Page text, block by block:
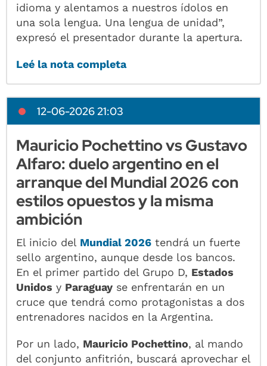
idioma y alentamos a nuestros ídolos en
una sola lengua. Una lengua de unidad”,
expresó el presentador durante la apertura.
Leé la nota completa
12-06-2026 21:03
Mauricio Pochettino vs Gustavo
Alfaro: duelo argentino en el
arranque del Mundial 2026 con
estilos opuestos y la misma
ambición
El inicio del Mundial 2026 tendrá un fuerte
sello argentino, aunque desde los bancos.
En el primer partido del Grupo D, Estados
Unidos y Paraguay se enfrentarán en un
cruce que tendrá como protagonistas a dos
entrenadores nacidos en la Argentina.
Por un lado, Mauricio Pochettino, al mando
del conjunto anfitrión, buscará aprovechar el